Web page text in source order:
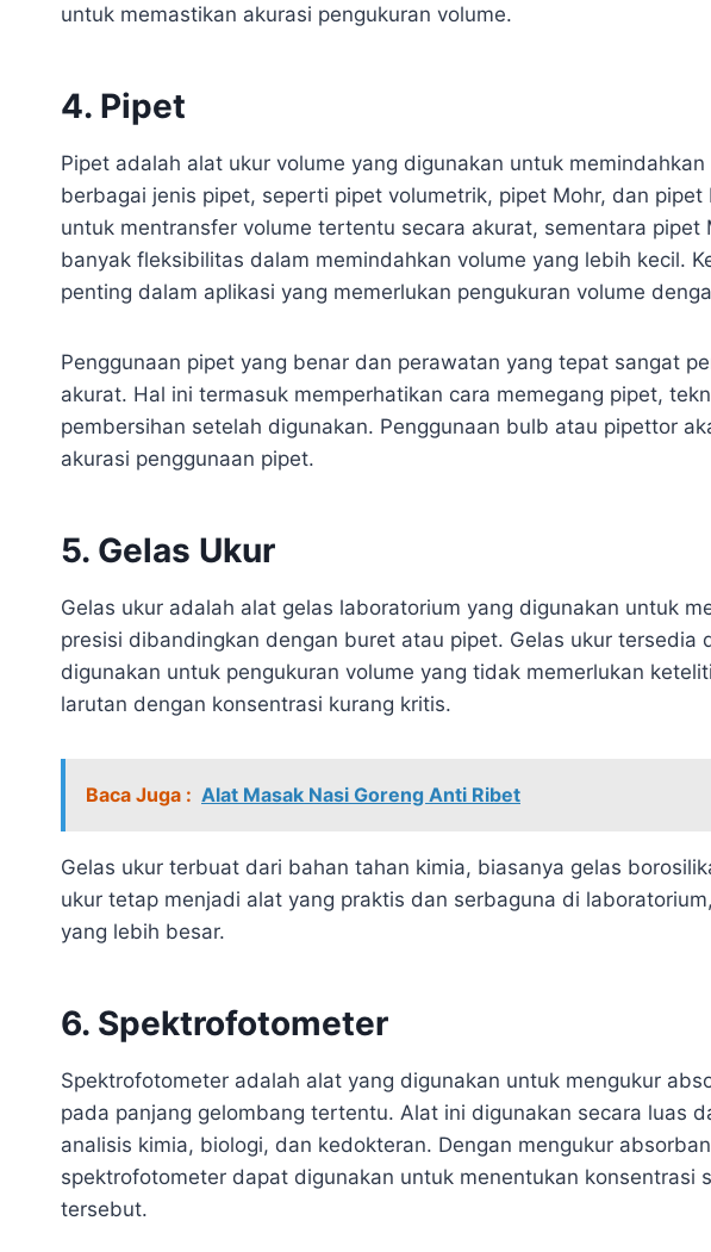
untuk memastikan akurasi pengukuran volume.
4. Pipet
Pipet adalah alat ukur volume yang digunakan untuk
berbagai jenis pipet, seperti pipet volumetrik, pipet Mohr, dan
untuk mentransfer volume tertentu secara akurat, sementara pipet
banyak fleksibilitas dalam memindahkan volume yang lebih kecil.
penting dalam aplikasi yang memerlukan pengukuran volume
Penggunaan pipet yang benar dan perawatan yang tepat sangat
akurat. Hal ini termasuk memperhatikan cara memegang pipet,
pembersihan setelah digunakan. Penggunaan bulb atau pipettor
akurasi penggunaan pipet.
5. Gelas Ukur
Gelas ukur adalah alat gelas laboratorium yang digunakan untuk
presisi dibandingkan dengan buret atau pipet. Gelas ukur tersedia
digunakan untuk pengukuran volume yang tidak memerlukan
larutan dengan konsentrasi kurang kritis.
Baca Juga : Alat Masak Nasi Goreng Anti Ribet
Gelas ukur terbuat dari bahan tahan kimia, biasanya gelas
ukur tetap menjadi alat yang praktis dan serbaguna di
yang lebih besar.
6. Spektrofotometer
Spektrofotometer adalah alat yang digunakan untuk mengukur
pada panjang gelombang tertentu. Alat ini digunakan secara luas
analisis kimia, biologi, dan kedokteran. Dengan mengukur
spektrofotometer dapat digunakan untuk menentukan konsentrasi
tersebut.